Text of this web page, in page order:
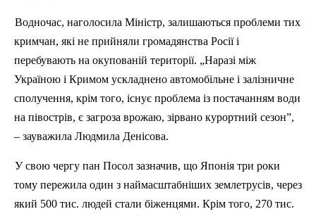
Водночас, наголосила Міністр, залишаються проблеми тих
кримчан, які не прийняли громадянства Росії і
перебувають на окупованій території. „Наразі між
Україною і Кримом ускладнено автомобільне і залізничне
сполучення, крім того, існує проблема із постачанням води
на півострів, є загроза врожаю, зірвано курортний сезон”,
– зауважила Людмила Денісова.
У свою чергу пан Посол зазначив, що Японія три роки
тому пережила один з наймасштабніших землетрусів, через
який 500 тис. людей стали біженцями. Крім того, 270 тис.